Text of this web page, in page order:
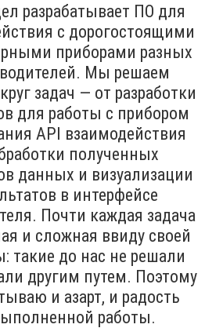
разрабатывает ПО для
с дорогостоящими
приборами разных
Мы решаем
задач — от разработки
для работы с прибором
API взаимодействия
полученных
данных и визуализации
в интерфейсе
Почти каждая задача
и сложная ввиду своей
такие до нас не решали
другим путем. Поэтому
и азарт, и радость
работы.